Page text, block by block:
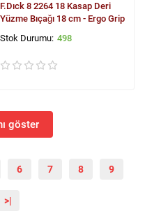
F.Dıck 8 2264 18 Kasap Deri
Yüzme Bıçağı 18 cm - Ergo Grip
498
göster
6 7 8 9
>|